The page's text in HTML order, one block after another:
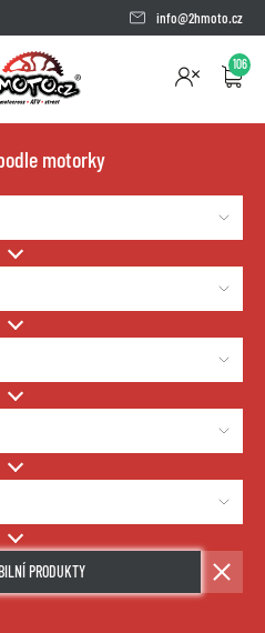
info@2hmoto.cz
106
motorky
PRODUKTY